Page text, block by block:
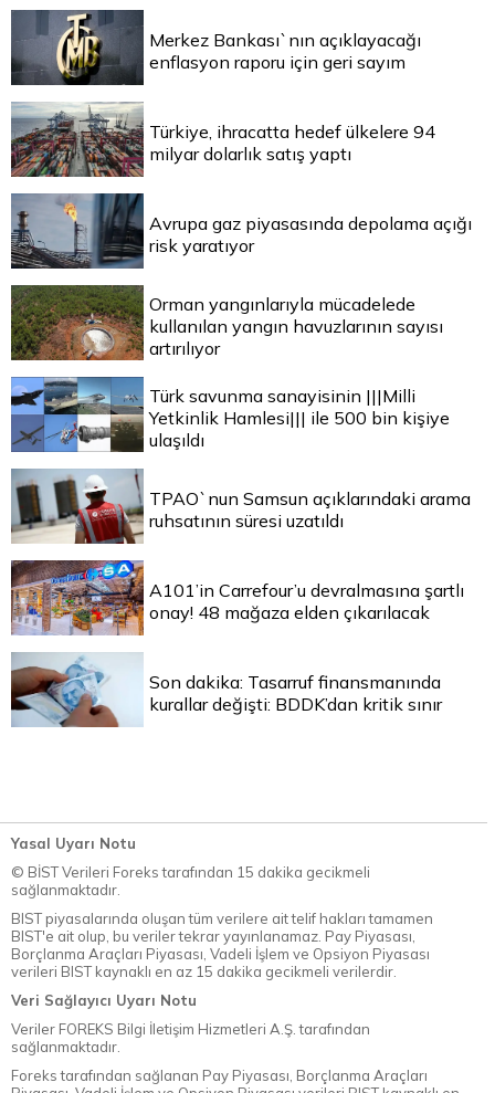
Merkez Bankası`nın açıklayacağı
enflasyon raporu için geri sayım
Türkiye, ihracatta hedef ülkelere 94
milyar dolarlık satış yaptı
Avrupa gaz piyasasında depolama açığı
risk yaratıyor
Orman yangınlarıyla mücadelede
kullanılan yangın havuzlarının sayısı
artırılıyor
Türk savunma sanayisinin |||Milli
Yetkinlik Hamlesi||| ile 500 bin kişiye
ulaşıldı
TPAO`nun Samsun açıklarındaki arama
ruhsatının süresi uzatıldı
A101’in Carrefour’u devralmasına şartlı
onay! 48 mağaza elden çıkarılacak
Son dakika: Tasarruf finansmanında
kurallar değişti: BDDK’dan kritik sınır
Yasal Uyarı Notu
© BİST Verileri Foreks tarafından 15 dakika gecikmeli
sağlanmaktadır.
BIST piyasalarında oluşan tüm verilere ait telif hakları tamamen
BIST'e ait olup, bu veriler tekrar yayınlanamaz. Pay Piyasası,
Borçlanma Araçları Piyasası, Vadeli İşlem ve Opsiyon Piyasası
verileri BIST kaynaklı en az 15 dakika gecikmeli verilerdir.
Veri Sağlayıcı Uyarı Notu
Veriler FOREKS Bilgi İletişim Hizmetleri A.Ş. tarafından
sağlanmaktadır.
Foreks tarafından sağlanan Pay Piyasası, Borçlanma Araçları